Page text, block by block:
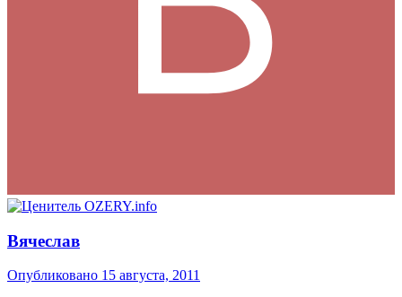
Вячеслав
Опубликовано 15 августа, 2011